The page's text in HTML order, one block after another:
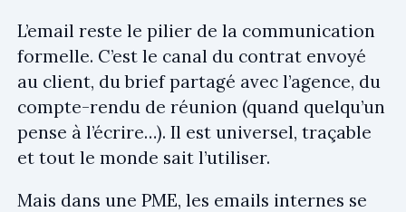
L’email reste le pilier de la communication
formelle. C’est le canal du contrat envoyé
au client, du brief partagé avec l’agence, du
compte-rendu de réunion (quand quelqu’un
pense à l’écrire…). Il est universel, traçable
et tout le monde sait l’utiliser.
Mais dans une PME, les emails internes se